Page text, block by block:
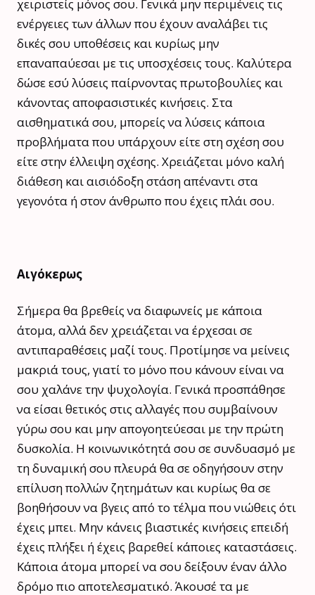
χειριστείς μόνος σου. Γενικά μην περιμένεις τις
ενέργειες των άλλων που έχουν αναλάβει τις
δικές σου υποθέσεις και κυρίως μην
επαναπαύεσαι με τις υποσχέσεις τους. Καλύτερα
δώσε εσύ λύσεις παίρνοντας πρωτοβουλίες και
κάνοντας αποφασιστικές κινήσεις. Στα
αισθηματικά σου, μπορείς να λύσεις κάποια
προβλήματα που υπάρχουν είτε στη σχέση σου
είτε στην έλλειψη σχέσης. Χρειάζεται μόνο καλή
διάθεση και αισιόδοξη στάση απέναντι στα
γεγονότα ή στον άνθρωπο που έχεις πλάι σου.
Αιγόκερως
Σήμερα θα βρεθείς να διαφωνείς με κάποια
άτομα, αλλά δεν χρειάζεται να έρχεσαι σε
αντιπαραθέσεις μαζί τους. Προτίμησε να μείνεις
μακριά τους, γιατί το μόνο που κάνουν είναι να
σου χαλάνε την ψυχολογία. Γενικά προσπάθησε
να είσαι θετικός στις αλλαγές που συμβαίνουν
γύρω σου και μην απογοητεύεσαι με την πρώτη
δυσκολία. Η κοινωνικότητά σου σε συνδυασμό με
τη δυναμική σου πλευρά θα σε οδηγήσουν στην
επίλυση πολλών ζητημάτων και κυρίως θα σε
βοηθήσουν να βγεις από το τέλμα που νιώθεις ότι
έχεις μπει. Μην κάνεις βιαστικές κινήσεις επειδή
έχεις πλήξει ή έχεις βαρεθεί κάποιες καταστάσεις.
Κάποια άτομα μπορεί να σου δείξουν έναν άλλο
δρόμο πιο αποτελεσματικό. Άκουσέ τα με